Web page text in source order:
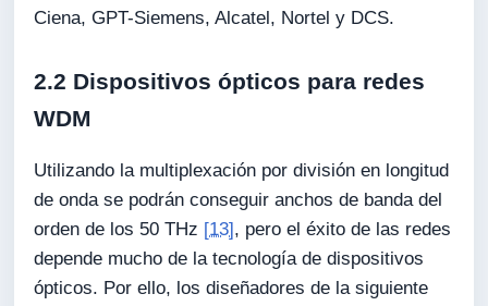
Ciena, GPT-Siemens, Alcatel, Nortel y DCS.
2.2 Dispositivos ópticos para redes
WDM
Utilizando la multiplexación por división en longitud
de onda se podrán conseguir anchos de banda del
orden de los 50 THz [13] , pero el éxito de las redes
depende mucho de la tecnología de dispositivos
ópticos. Por ello, los diseñadores de la siguiente